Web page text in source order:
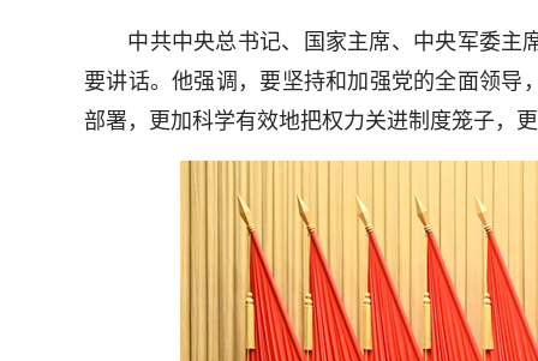
中共中央总书记、国家主席、中央军委主席
要讲话。他强调，要坚持和加强党的全面领
部署，更加科学有效地把权力关进制度笼子，